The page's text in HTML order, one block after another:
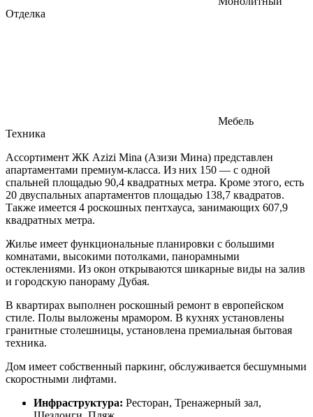
Отделка
Мебель
Техника
Ассортимент ЖК Azizi Mina (Азизи Мина) представлен
апартаментами премиум-класса. Из них 150 — с одной
спальней площадью 90,4 квадратных метра. Кроме этого, есть
20 двуспальных апартаментов площадью 138,7 квадратов.
Также имеется 4 роскошных пентхауса, занимающих 607,9
квадратных метра.
Жилье имеет функциональные планировки с большими
комнатами, высокими потолками, панорамными
остеклениями. Из окон открываются шикарные виды на залив
и городскую панораму Дубая.
В квартирах выполнен роскошный ремонт в европейском
стиле. Полы выложены мрамором. В кухнях установлены
гранитные столешницы, установлена премиальная бытовая
техника.
Дом имеет собственный паркинг, обслуживается бесшумными
скоростными лифтами.
Инфраструктура: Ресторан, Тренажерный зал,